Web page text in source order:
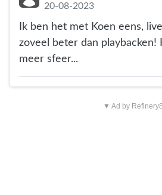
20-08-2023
Ik ben het met Koen eens,
zoveel beter dan playbacken!
meer sfeer...
▼ Ad by